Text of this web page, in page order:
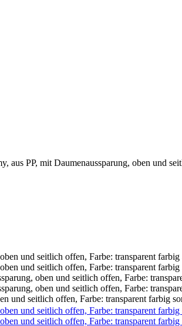
PP, mit Daumenaussparung, oben und
und seitlich offen, Farbe: transparent farbig